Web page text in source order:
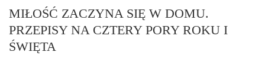
MIŁOŚĆ ZACZYNA SIĘ W DOMU.
PRZEPISY NA CZTERY PORY ROKU I
ŚWIĘTA